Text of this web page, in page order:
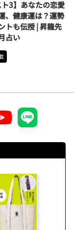
3】あなたの恋愛
、健康運は？運勢
トも伝授 | 昇龍先
占い